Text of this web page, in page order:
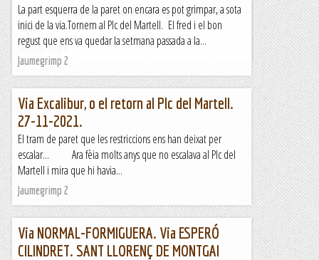
Impressionant esperó de roca al bell mig del Torrent del
Rajant. ...
Jaumegrimp 2
La part esquerra de la paret on encara es pot grimpar, a sota
inici de la via.Tornem al PIc del Martell. El fred i el bon
regust que ens va quedar la setmana passada a la...
Jaumegrimp 2
Via Excalibur, o el retorn al PIc del Martell.
27-11-2021.
El tram de paret que les restriccions ens han deixat per
escalar... Ara fèia molts anys que no escalava al PIc del
Martell i mira que hi havia...
Jaumegrimp 2
Via NORMAL-FORMIGUERA. Via ESPERÓ
CILINDRET. SANT LLORENÇ DE MONTGAI